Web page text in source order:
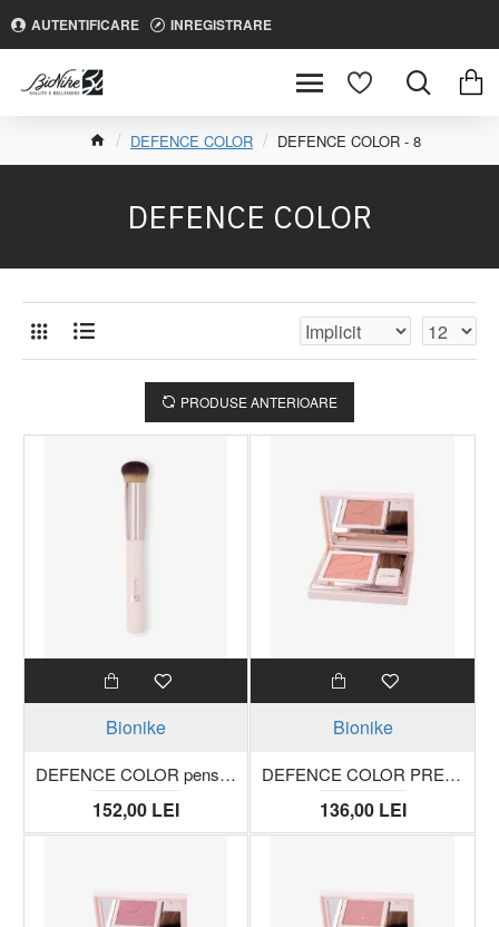
AUTENTIFICARE INREGISTRARE
DEFENCE COLOR DEFENCE COLOR - 8
DEFENCE COLOR
PRODUSE ANTERIOARE
Bionike
DEFENCE COLOR pensula pentru fond de ten
152,00 LEI
Bionike
DEFENCE COLOR PRETTY TOUCH Fard compact pentru obraz 302 peche trusa 5g
136,00 LEI